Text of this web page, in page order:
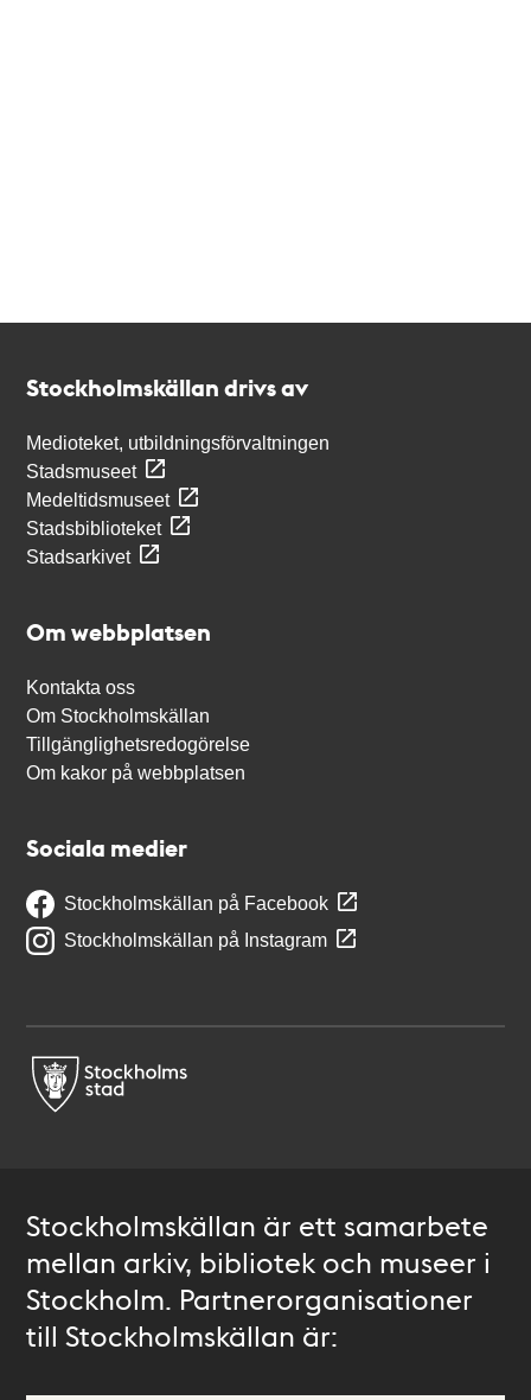
Stockholmskällan drivs av
Medioteket, utbildningsförvaltningen
Stadsmuseet
Medeltidsmuseet
Stadsbiblioteket
Stadsarkivet
Om webbplatsen
Kontakta oss
Om Stockholmskällan
Tillgänglighetsredogörelse
Om kakor på webbplatsen
Sociala medier
Stockholmskällan på Facebook
Stockholmskällan på Instagram
Stockholmskällan är ett samarbete
mellan arkiv, bibliotek och museer i
Stockholm. Partnerorganisationer
till Stockholmskällan är: